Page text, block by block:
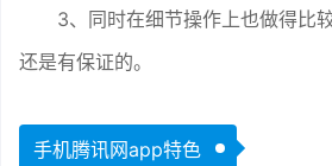
3、同时在细节操作上也做得比
还是有保证的。
手机腾讯网app特色